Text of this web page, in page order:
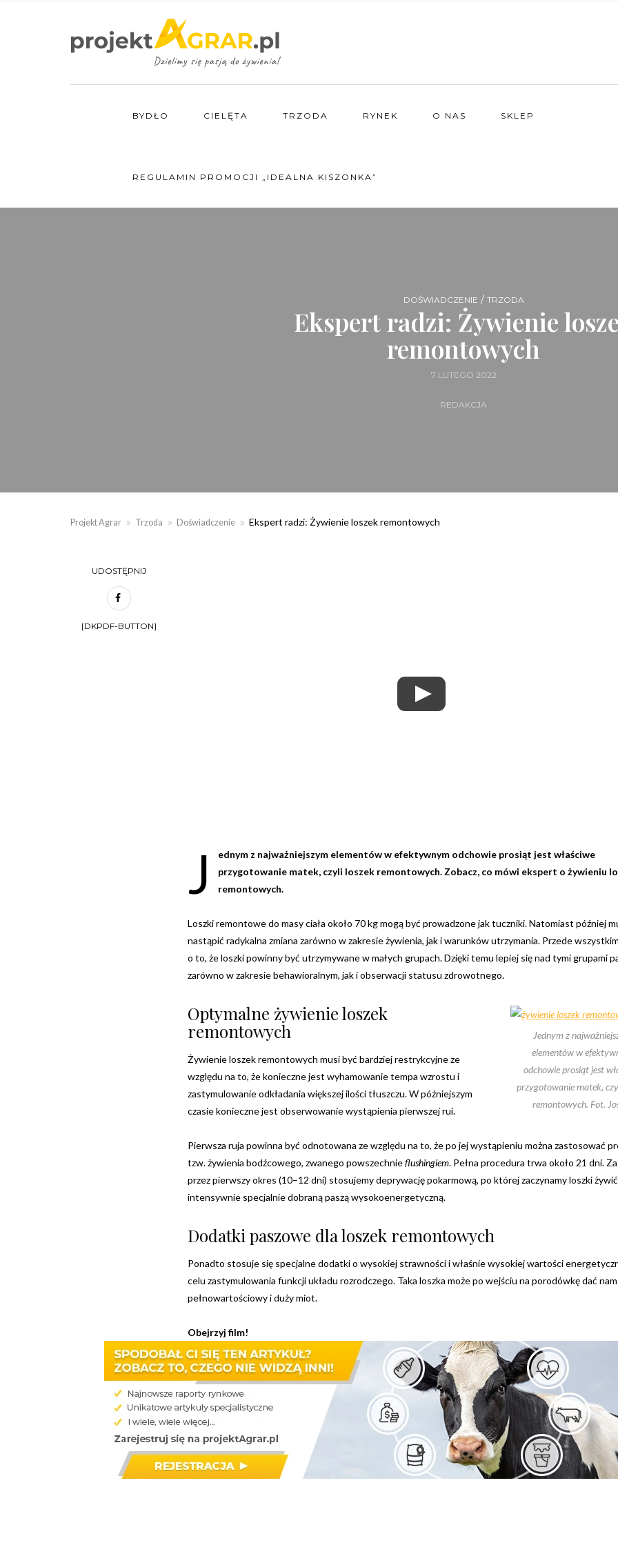
BYDŁO CIELĘTA TRZODA RYNEK O NAS SKLEP
REGULAMIN PROMOCJI „IDEALNA KISZONKA”
DOŚWIADCZENIE / TRZODA
Ekspert radzi: Żywienie
remontowych
7 LUTEGO 2022
REDAKCJA
Projekt Agrar Trzoda Doświadczenie Ekspert radzi: Żywienie loszek remontowych
UDOSTĘPNIJ
[DKPDF-BUTTON]
J
ednym z najważniejszym elementów w efektywnym odchowie prosiąt jest właściwe
przygotowanie matek, czyli loszek remontowych. Zobacz, co mówi ekspert o żywieniu
remontowych.
Loszki remontowe do masy ciała około 70 kg mogą być prowadzone jak tuczniki. Natomiast później
nastąpić radykalna zmiana zarówno w zakresie żywienia, jak i warunków utrzymania. Przede
o to, że loszki powinny być utrzymywane w małych grupach. Dzięki temu lepiej się nad tymi grupami
zarówno w zakresie behawioralnym, jak i obserwacji statusu zdrowotnego.
Jednym z
elementów w
odchowie prosiąt jest
przygotowanie matek,
remontowych. Fot.
Optymalne żywienie loszek
remontowych
Żywienie loszek remontowych musi być bardziej restrykcyjne ze
względu na to, że konieczne jest wyhamowanie tempa wzrostu i
zastymulowanie odkładania większej ilości tłuszczu. W późniejszym
czasie konieczne jest obserwowanie wystąpienia pierwszej rui.
Pierwsza ruja powinna być odnotowana ze względu na to, że po jej wystąpieniu można zastosować
tzw. żywienia bodźcowego, zwanego powszechnieflushingiem. Pełna procedura trwa około 21 dni.
przez pierwszy okres (10–12 dni) stosujemy deprywację pokarmową, po której zaczynamy loszki
intensywnie specjalnie dobraną paszą wysokoenergetyczną.
Dodatki paszowe dla loszek remontowych
Ponadto stosuje się specjalne dodatki o wysokiej strawności i właśnie wysokiej wartości
celu zastymulowania funkcji układu rozrodczego. Taka loszka może po wejściu na porodówkę dać nam
pełnowartościowy i duży miot.
Obejrzyj film!
Newsletter
w tygodniu prześlemy Ci nasze najlepsze artykuły!
Twoje dane osobowe będą przetwarzane zgodnie
z
Polityką prywatności